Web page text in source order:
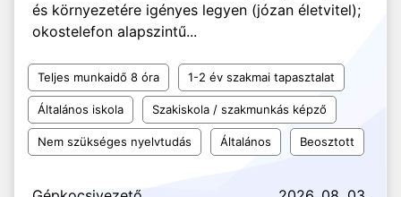
és környezetére igényes legyen (józan életvitel);
okostelefon alapszintű...
Teljes munkaidő 8 óra 1-2 év szakmai tapasztalat
Általános iskola Szakiskola / szakmunkás képző
Nem szükséges nyelvtudás Általános Beosztott